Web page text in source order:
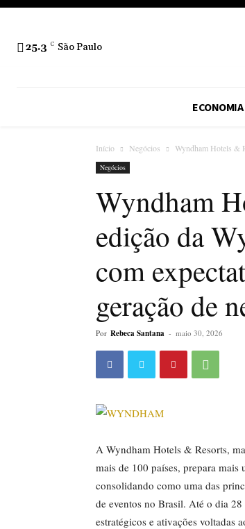
25.3 C São Paulo
ECONOMIA
Início Negócios Wyndham Hotels &
Negócios
Wyndham
edição da
com
geração de
Por Rebeca Santana - maio 30, 2026
A Wyndham Hotels & Resorts,
mais de 100 países, prepara
consolidando como uma das
de eventos no Brasil. Até o dia
estratégicos e ativações voltadas